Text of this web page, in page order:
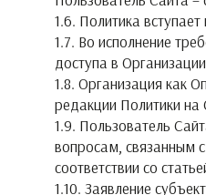
1.6. Политика
1.7. Во исполнение
доступа в
1.8. Организация как
редакции Политики
1.9. Пользователь
вопросам, связанным
соответствии со
1.10. Заявление